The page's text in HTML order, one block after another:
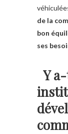
de la
bon
ses
Y